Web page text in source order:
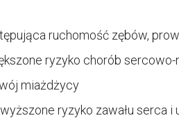
ruchomość zębów,
ryzyko chorób
miażdżycy
ryzyko zawału serca i